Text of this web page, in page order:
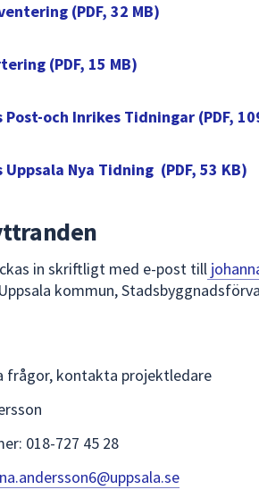
(PDF, 32 MB)
(PDF, 15 MB)
Post-och Inrikes Tidningar (PDF,
Uppsala Nya Tidning (PDF, 53 KB)
in skriftligt med e-post till
kommun,
frågor, kontakta projektledare
018-727 45 28